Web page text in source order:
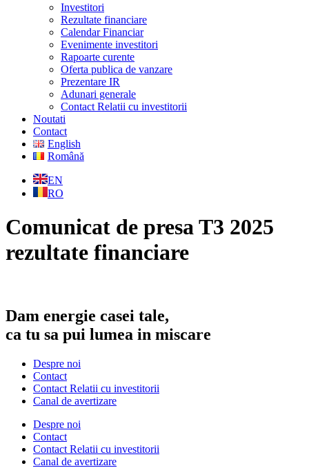
Investitori
Rezultate financiare
Calendar Financiar
Evenimente investitori
Rapoarte curente
Oferta publica de vanzare
Prezentare IR
Adunari generale
Contact Relatii cu investitorii
Noutati
Contact
English
Română
EN
RO
Comunicat de presa T3 2025
rezultate financiare
Dam energie casei tale,
ca tu sa pui lumea in miscare
Despre noi
Contact
Contact Relatii cu investitorii
Canal de avertizare
Despre noi
Contact
Contact Relatii cu investitorii
Canal de avertizare